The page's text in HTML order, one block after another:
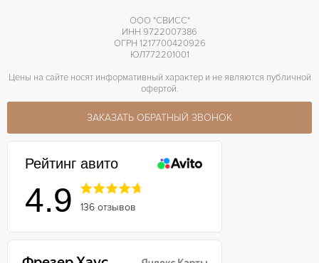
ООО "СВИСС"
ИНН 9722007386
ОГРН 1217700420926
ЮЛ772201001
Цены на сайте носят информативный характер и не являются публичной
офертой.
ЗАКАЗАТЬ ОБРАТНЫЙ ЗВОНОК
Рейтинг авито
4.9 136 отзывов